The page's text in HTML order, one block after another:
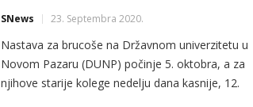
SNews 23. Septembra 2020.
Nastava za brucoše na Državnom univerzitetu u
Novom Pazaru (DUNP) počinje 5. oktobra, a za
njihove starije kolege nedelju dana kasnije, 12.